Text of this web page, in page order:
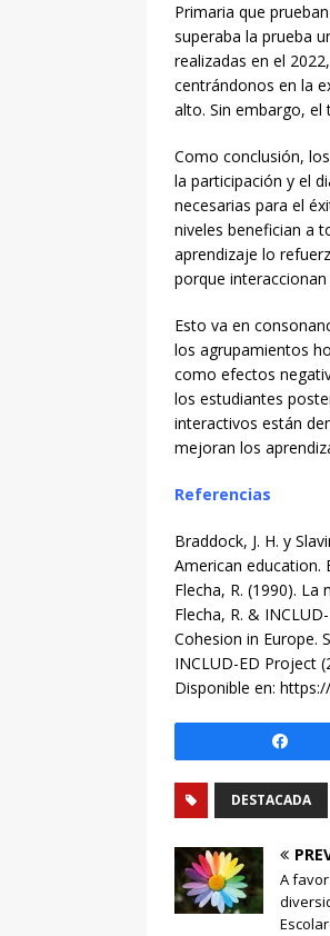
Primaria que
superaba la prueba
realizadas en el
centrándonos en la
alto. Sin embargo, el
Como conclusión,
la participación y el
necesarias para el
niveles benefician a
aprendizaje lo
porque
Esto va en
los agrupamientos
como efectos
los estudiantes
interactivos están
mejoran los
Referencias
Braddock, J. H. y
American education.
Flecha, R. (1990). La
Flecha, R. &
Cohesion in Europe.
INCLUD-ED Project
Disponible en:
DESTACADA
A